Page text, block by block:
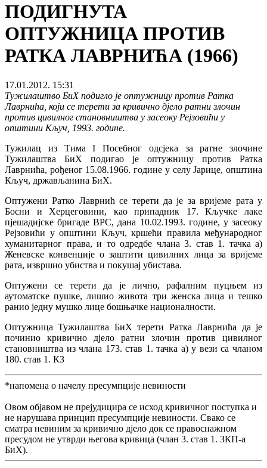
ПОДИГНУТА
ОПТУЖНИЦА ПРОТИВ
РАТКА ЛАВРНИЋА (1966)
17.01.2012. 15:31
Тужилаштво БиХ подигло је оптужницу против Ратка
Лаврнића, који се терети за кривично дјело ратни злочин
против цивилног становништва у засеоку Рејзовићи у
општини Кључ, 1993. године.
Тужилац из Тима I Посебног одсјека за ратне злочине
Тужилаштва БиХ подигао је оптужницу против Ратка
Лаврнића, рођеног 15.08.1966. године у селу Јарице, општина
Кључ, држављанина БиХ.
Оптужени Ратко Лаврнић се терети да је за вријеме рата у
Босни и Херцеговини, као припадник 17. Кључке лаке
пјешадијске бригаде ВРС, дана 10.02.1993. године, у засеоку
Рејзовићи у општини Кључ, кршећи правила међународног
хуманитарног права, и то одредбе члана 3. став 1. тачка а)
Женевске конвенције о заштити цивилних лица за вријеме
рата, извршио убиства и покушај убистава.
Оптужени се терети да је лично, рафалним пуцњем из
аутоматске пушке, лишио живота три женска лица и тешко
ранио једну мушко лице бошњачке националности.
Оптужница Тужилаштва БиХ терети Ратка Лаврнића да је
починио кривично дјело ратни злочин против цивилног
становништва из члана 173. став 1. тачка а) у вези са чланом
180. став 1. КЗ
*напомена о начелу пресумпције невиности
Овом објавом не прејудицира се исход кривичног поступка и
не нарушава принцип пресумпције невиности. Свако се
сматра невиним за кривично дјело док се правоснажном
пресудом не утврди његова кривица (члан 3. став 1. ЗКП-а
БиХ).